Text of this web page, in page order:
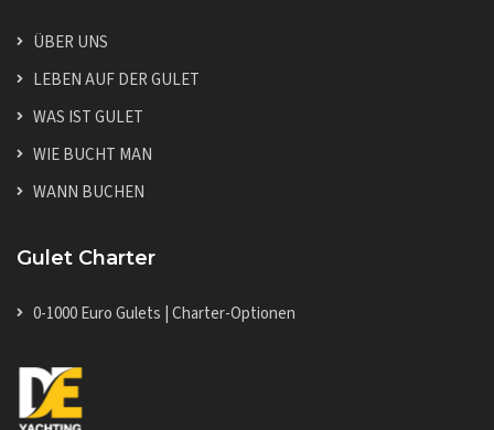
ÜBER UNS
LEBEN AUF DER GULET
WAS IST GULET
WIE BUCHT MAN
WANN BUCHEN
Gulet Charter
0-1000 Euro Gulets | Charter-Optionen